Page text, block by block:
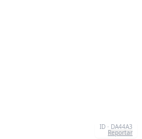
ID · DA44A3
Reportar